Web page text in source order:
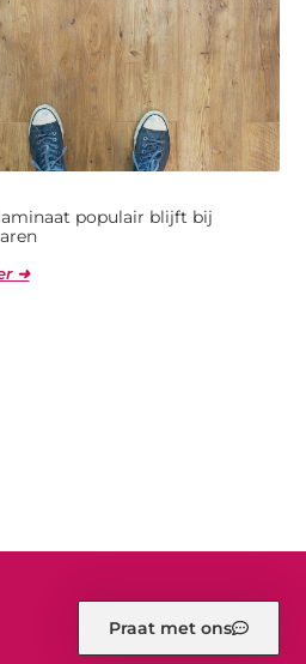
populair blijft bij
➜
Praat met ons